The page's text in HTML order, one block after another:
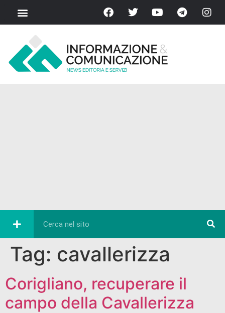
Tag: cavallerizza
Corigliano, recuperare il
campo della Cavallerizza